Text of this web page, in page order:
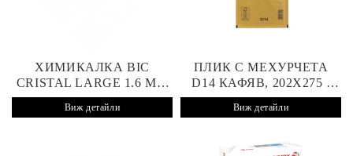
ХИМИКАЛКА BIC
CRISTAL LARGE 1.6 MM
СИНЯ
Виж детайли
ПЛИК С МЕХУРЧЕТА
D14 КАФЯВ, 202X275 /
180X265 MM, СТИКЕР
Виж детайли